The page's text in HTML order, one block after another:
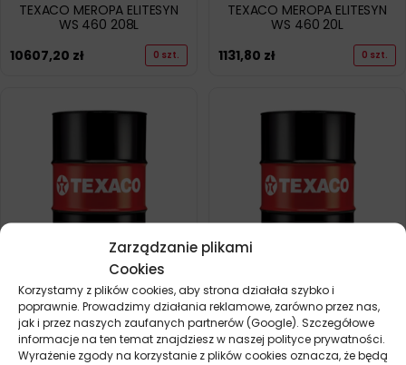
Zarządzanie plikami
Cookies
Korzystamy z plików cookies, aby strona działała szybko i
poprawnie. Prowadzimy działania reklamowe, zarówno przez nas,
jak i przez naszych zaufanych partnerów (Google). Szczegółowe
informacje na ten temat znajdziesz w naszej polityce prywatności.
Wyrażenie zgody na korzystanie z plików cookies oznacza, że będą
TEXACO MEROPA ELITESYN
WS 460 208L
10607,20 zł 0 szt.
TEXACO MEROPA ELITESYN
WS 460 20L
1131,80 zł 0 szt.
TEXACO MEROPA ELITESYN
WS 680 208L
10954,80zł 0 szt.
TEXACO MEROPA 100 208L
4973,00zł 0 szt.